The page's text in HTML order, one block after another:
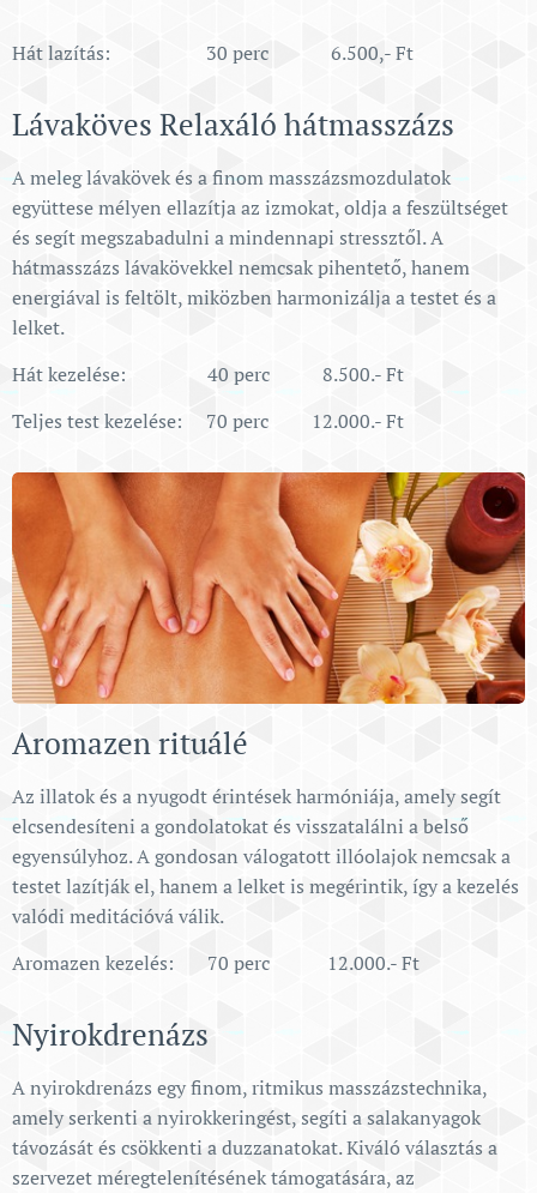
Hát lazítás: 30 perc 6.500,- Ft
Lávaköves Relaxáló hátmasszázs
A meleg lávakövek és a finom masszázsmozdulatok
együttese mélyen ellazítja az izmokat, oldja a feszültséget
és segít megszabadulni a mindennapi stressztől. A
hátmasszázs lávakövekkel nemcsak pihentető, hanem
energiával is feltölt, miközben harmonizálja a testet és a
lelket.
Hát kezelése: 40 perc 8.500.- Ft
Teljes test kezelése: 70 perc 12.000.- Ft
Aromazen rituálé
Az illatok és a nyugodt érintések harmóniája, amely segít
elcsendesíteni a gondolatokat és visszatalálni a belső
egyensúlyhoz. A gondosan válogatott illóolajok nemcsak a
testet lazítják el, hanem a lelket is megérintik, így a kezelés
valódi meditációvá válik.
Aromazen kezelés: 70 perc 12.000.- Ft
Nyirokdrenázs
A nyirokdrenázs egy finom, ritmikus masszázstechnika,
amely serkenti a nyirokkeringést, segíti a salakanyagok
távozását és csökkenti a duzzanatokat. Kiváló választás a
szervezet méregtelenítésének támogatására, az